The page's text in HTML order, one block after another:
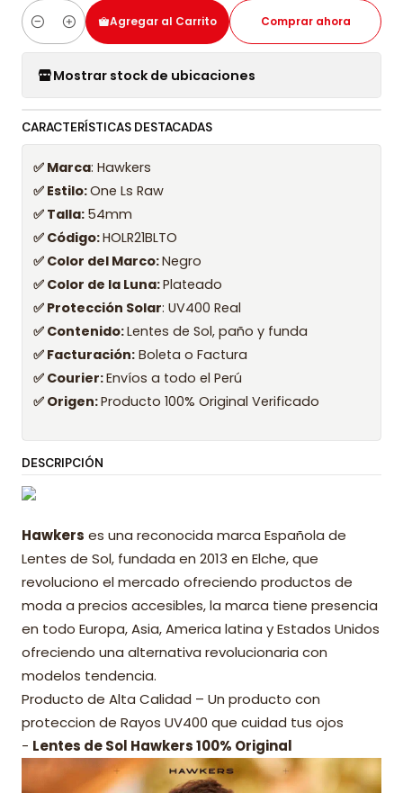
Cantidad
Agregar al Carrito Comprar ahora
Mostrar stock de ubicaciones
CARACTERÍSTICAS DESTACADAS
✅ Marca: Hawkers
✅ Estilo:One Ls Raw
✅ Talla: 54mm
✅ Código:HOLR21BLTO
✅ Color del Marco:Negro
✅ Color de la Luna:Plateado
✅ Protección Solar: UV400 Real
✅ Contenido:Lentes de Sol, paño y funda
✅ Facturación: Boleta o Factura
✅ Courier:Envíos a todo el Perú
✅ Origen:Producto 100% Original Verificado
DESCRIPCIÓN
Hawkers es una reconocida marca Española de
Lentes de Sol, fundada en 2013 en Elche, que
revoluciono el mercado ofreciendo productos de
moda a precios accesibles, la marca tiene presencia
en todo Europa, Asia, America latina y Estados Unidos
ofreciendo una alternativa revolucionaria con
modelos tendencia.
Producto de Alta Calidad – Un producto con
proteccion de Rayos UV400 que cuidad tus ojos
- Lentes de Sol Hawkers 100% Original